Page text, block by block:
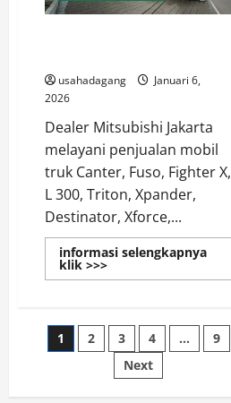
usahadagang
Januari 6,
2026
Dealer Mitsubishi Jakarta
melayani penjualan mobil
truk Canter, Fuso, Fighter X,
L 300, Triton, Xpander,
Destinator, Xforce,...
informasi selengkapnya
klik >>>Read
more
Jakarta
Truck
and
Passanger
Car
Paginasi
1 2 3 4 …
9
Next